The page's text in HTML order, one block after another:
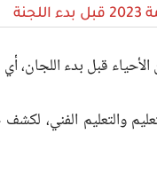
قبل بدء اللجان، أي قبل
والتعليم والتعليم